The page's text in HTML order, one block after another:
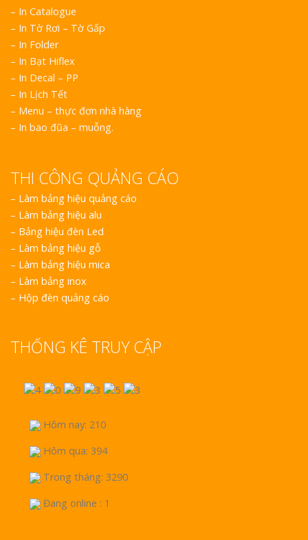
– In Catalogue
– In Tờ Rơi – Tờ Gấp
– In Folder
– In Bạt Hiflex
– In Decal – PP
– In Lịch Tết
– Menu – thực đơn nhà hàng
– In bao đũa – muỗng.
THI CÔNG QUẢNG CÁO
– Làm bảng hiệu quảng cáo
– Làm bảng hiệu alu
– Bảng hiệu đèn Led
– Làm bảng hiệu gỗ
– Làm bảng hiệu mica
– Làm bảng inox
– Hộp đèn quảng cáo
THỐNG KÊ TRUY CẬP
Hôm nay: 210
Hôm qua: 394
Trong tháng: 3290
Đang online : 1